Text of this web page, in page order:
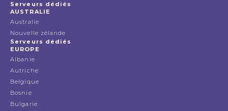
Serveurs dédiés
AUSTRALIE
Australie
Nouvelle zélande
Serveurs dédiés
EUROPE
Albanie
Autriche
Belgique
Bosnie
Bulgarie